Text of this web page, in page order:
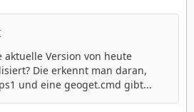
aktuelle Version von heute
Die erkennt man daran,
und eine geoget.cmd gibt...